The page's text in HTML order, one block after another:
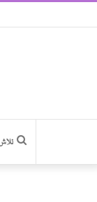
تلاش